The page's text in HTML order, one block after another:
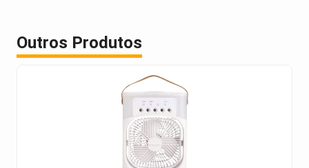
Outros Produtos